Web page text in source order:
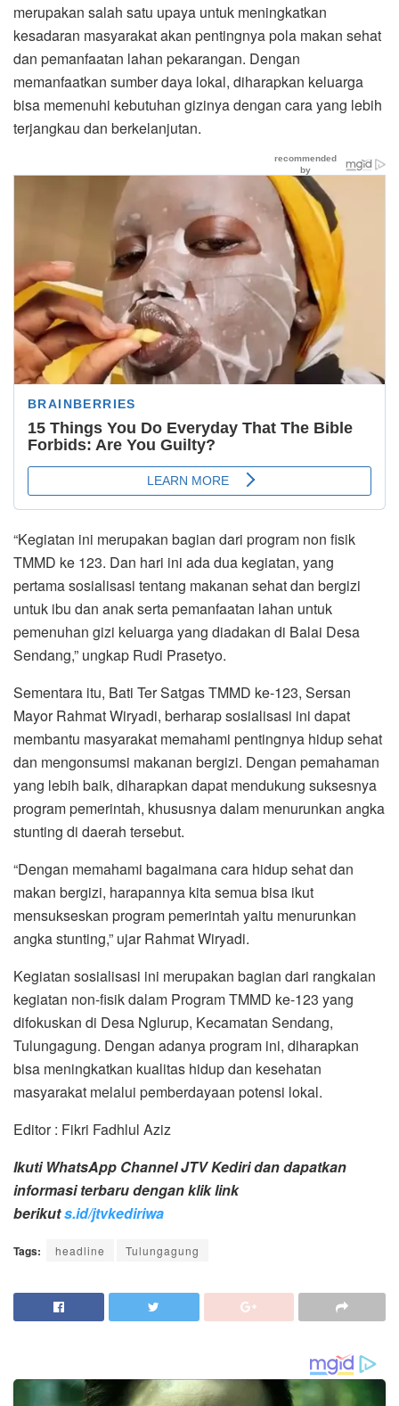
merupakan salah satu upaya untuk meningkatkan
kesadaran masyarakat akan pentingnya pola makan sehat
dan pemanfaatan lahan pekarangan. Dengan
memanfaatkan sumber daya lokal, diharapkan keluarga
bisa memenuhi kebutuhan gizinya dengan cara yang lebih
terjangkau dan berkelanjutan.
“Kegiatan ini merupakan bagian dari program non fisik
TMMD ke 123. Dan hari ini ada dua kegiatan, yang
pertama sosialisasi tentang makanan sehat dan bergizi
untuk ibu dan anak serta pemanfaatan lahan untuk
pemenuhan gizi keluarga yang diadakan di Balai Desa
Sendang,” ungkap Rudi Prasetyo.
Sementara itu, Bati Ter Satgas TMMD ke-123, Sersan
Mayor Rahmat Wiryadi, berharap sosialisasi ini dapat
membantu masyarakat memahami pentingnya hidup sehat
dan mengonsumsi makanan bergizi. Dengan pemahaman
yang lebih baik, diharapkan dapat mendukung suksesnya
program pemerintah, khususnya dalam menurunkan angka
stunting di daerah tersebut.
“Dengan memahami bagaimana cara hidup sehat dan
makan bergizi, harapannya kita semua bisa ikut
mensukseskan program pemerintah yaitu menurunkan
angka stunting,” ujar Rahmat Wiryadi.
Kegiatan sosialisasi ini merupakan bagian dari rangkaian
kegiatan non-fisik dalam Program TMMD ke-123 yang
difokuskan di Desa Nglurup, Kecamatan Sendang,
Tulungagung. Dengan adanya program ini, diharapkan
bisa meningkatkan kualitas hidup dan kesehatan
masyarakat melalui pemberdayaan potensi lokal.
Editor : Fikri Fadhlul Aziz
Ikuti WhatsApp Channel JTV Kediri dan dapatkan
informasi terbaru dengan klik link
berikuts.id/jtvkediriwa
Tags: headline Tulungagung